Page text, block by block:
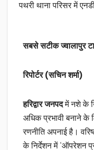
पथरी थाना परिसर में
सबसे सटीक ज्वालापुर
रिपोर्टर (सचिन शर्मा)
हरिद्वार जनपदमें नशे के
अधिक प्रभावी बनाने
रणनीति अपनाई है।
के निर्देशन में ‘ऑपरेशन